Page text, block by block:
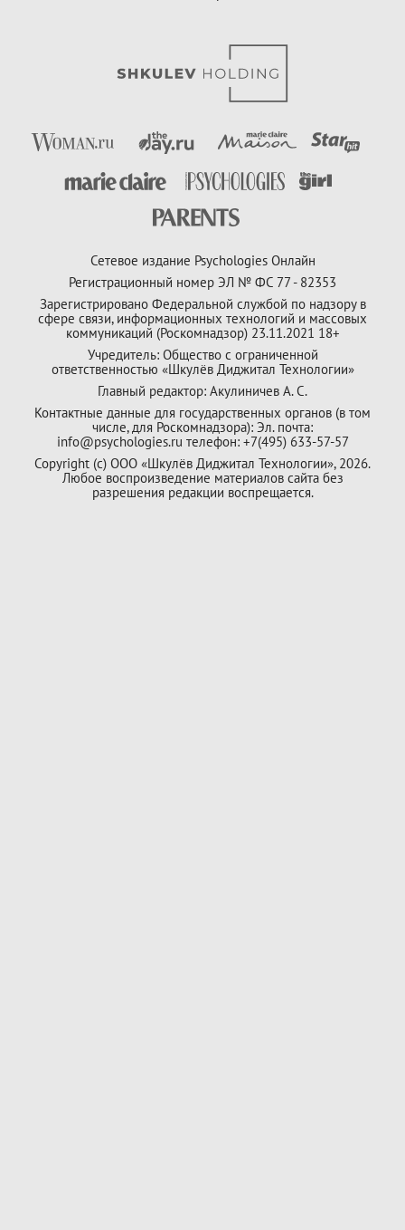
Сетевое издание Psychologies Онлайн
Регистрационный номер ЭЛ № ФС 77 - 82353
Зарегистрировано Федеральной службой по надзору в
сфере связи, информационных технологий и массовых
коммуникаций (Роскомнадзор) 23.11.2021 18+
Учредитель: Общество с ограниченной
ответственностью «Шкулёв Диджитал Технологии»
Главный редактор: Акулиничев А. С.
Контактные данные для государственных органов (в том
числе, для Роскомнадзора): Эл. почта:
info@psychologies.ru телефон: +7(495) 633-57-57
Copyright (с) ООО «Шкулёв Диджитал Технологии», 2026.
Любое воспроизведение материалов сайта без
разрешения редакции воспрещается.